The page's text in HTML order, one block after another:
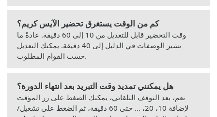
كم من الوقت يستغرق تحضير الآيس كريم؟
وقت التحضير قابل للتعديل من 10 إلى 60 دقيقة. عادةً ما
تشير الوصفات في الدليل إلى 40 دقيقة. يمكنك التعديل
حسب القوام المطلوب.
هل يمكنني تمديد وقت التبريد بعد انتهاء الدورة؟
نعم، بعد التوقف التلقائي، يمكنك الضغط على زر المؤقت
لإضافة 10، 20، ... حتى 60 دقيقة، ثم الضغط على تشغيل/